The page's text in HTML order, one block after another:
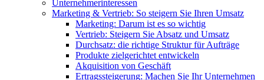
Unternehmerinteressen
Marketing & Vertrieb: So steigern Sie Ihren Umsatz
Marketing: Darum ist es so wichtig
Vertrieb: Steigern Sie Absatz und Umsatz
Durchsatz: die richtige Struktur für Aufträge
Produkte zielgerichtet entwickeln
Akquisition von Geschäft
Ertragssteigerung: Machen Sie Ihr Unternehmen